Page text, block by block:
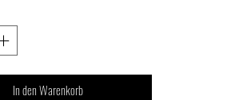
In den Warenkorb